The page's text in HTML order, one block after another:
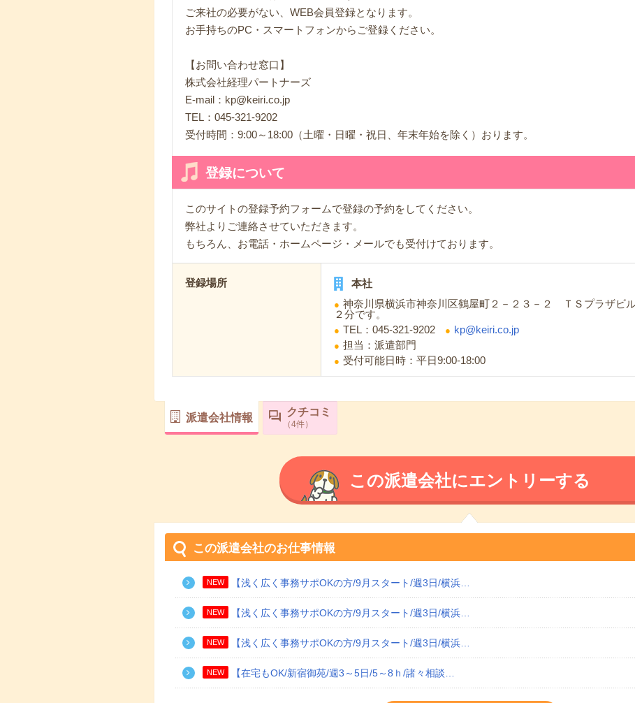
ご来社の必要がない、WEB会員登録となります。
お手持ちのPC・スマートフォンからご登録ください。
【お問い合わせ窓口】
株式会社経理パートナーズ
E-mail：kp@keiri.co.jp
TEL：045-321-9202
受付時間：9:00～18:00（土曜・日曜・祝日、年末年始を除く）おります。
登録について
このサイトの登録予約フォームで登録の予約をしてください。
弊社よりご連絡させていただきます。
もちろん、お電話・ホームページ・メールでも受付けております。
登録場所
本社
神奈川県横浜市神奈川区鶴屋町２－２３－２ ＴＳプラザビ
２分です。
TEL：045-321-9202
kp@keiri.co.jp
担当：派遣部門
受付可能日時：平日9:00-18:00
派遣会社情報 クチコミ
4件
この派遣会社にエントリーする
この派遣会社のお仕事情報
NEW 【浅く広く事務サポOKの方/9月スタート/週3日/横浜…
NEW 【浅く広く事務サポOKの方/9月スタート/週3日/横浜…
NEW 【浅く広く事務サポOKの方/9月スタート/週3日/横浜…
NEW 【在宅もOK/新宿御苑/週3～5日/5～8ｈ/諸々相談…